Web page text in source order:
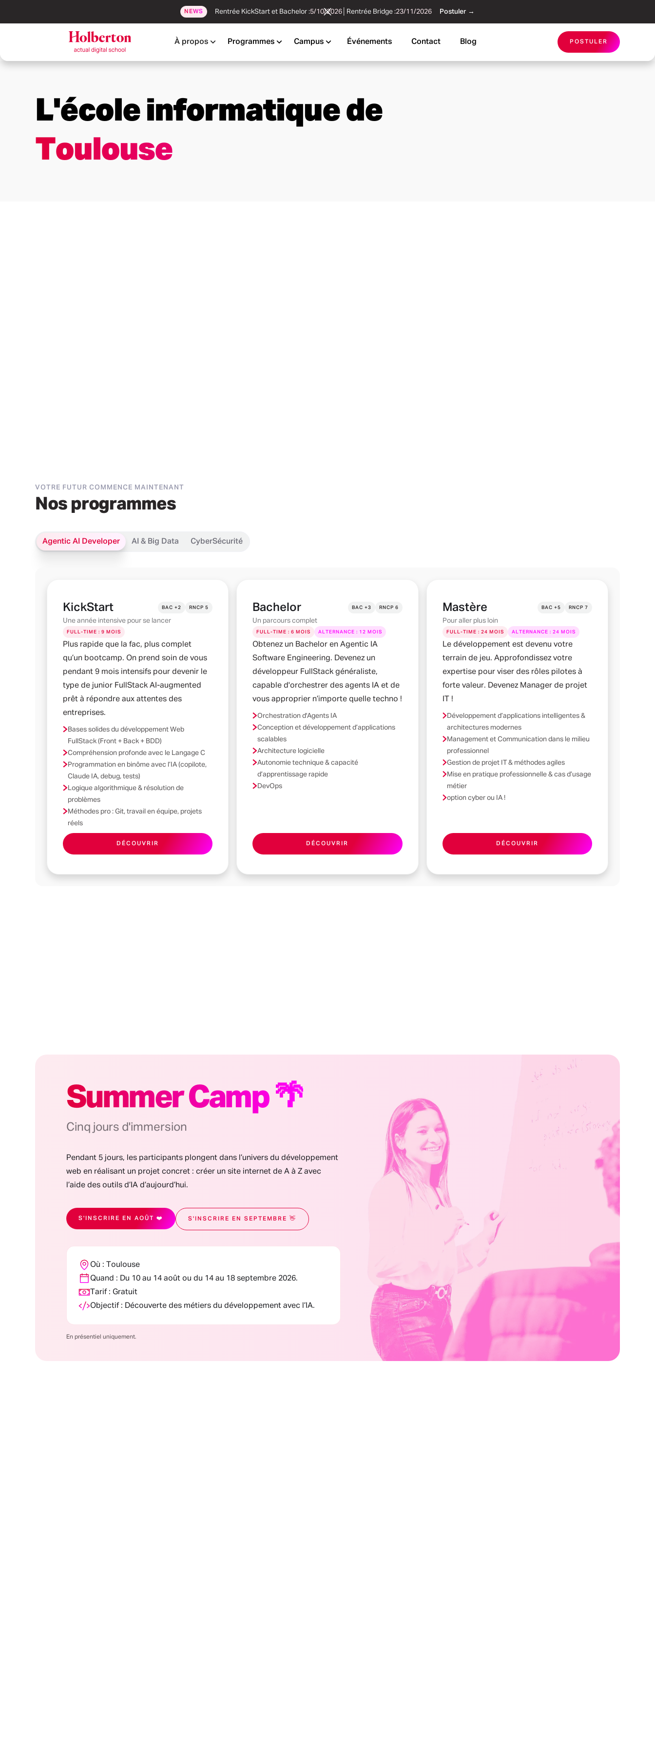
NEWS Rentrée KickStart et Bachelor :5/10/2026 Rentrée Bridge :23/11/2026 Postuler →
À propos Programmes Campus Événements Contact Blog POSTULER
L'école informatique de
Toulouse
VOTRE FUTUR COMMENCE MAINTENANT
Nos programmes
Agentic AI Developer AI & Big Data CyberSécurité
KickStart BAC +2 RNCP 5
Une année intensive pour se lancer
FULL-TIME : 9 MOIS
Plus rapide que la fac, plus complet
qu’un bootcamp. On prend soin de vous
pendant 9 mois intensifs pour devenir le
type de junior FullStack AI-augmented
prêt à répondre aux attentes des
entreprises.
Bases solides du développement Web
FullStack (Front + Back + BDD)
Compréhension profonde avec le Langage C
Programmation en binôme avec l’IA (copilote,
Claude IA, debug, tests)
Logique algorithmique & résolution de
problèmes
Méthodes pro : Git, travail en équipe, projets
réels
DÉCOUVRIR
Bachelor BAC +3 RNCP 6
Un parcours complet
FULL-TIME : 6 MOIS ALTERNANCE : 12 MOIS
Obtenez un Bachelor en Agentic IA
Software Engineering. Devenez un
développeur FullStack généraliste,
capable d'orchestrer des agents IA et de
vous approprier n’importe quelle techno !
Orchestration d'Agents IA
Conception et développement d’applications
scalables
Architecture logicielle
Autonomie technique & capacité
d’apprentissage rapide
DevOps
DÉCOUVRIR
Mastère BAC +5 RNCP 7
Pour aller plus loin
FULL-TIME : 24 MOIS ALTERNANCE : 24 MOIS
Le développement est devenu votre
terrain de jeu. Approfondissez votre
expertise pour viser des rôles pilotes à
forte valeur. Devenez Manager de projet
IT !
Développement d’applications intelligentes &
architectures modernes
Management et Communication dans le milieu
professionnel
Gestion de projet IT & méthodes agiles
Mise en pratique professionnelle & cas d’usage
métier
option cyber ou IA !
DÉCOUVRIR
Summer Camp 🌴
Cinq jours d'immersion
Pendant 5 jours, les participants plongent dans l’univers du développement
web en réalisant un projet concret : créer un site internet de A à Z avec
l’aide des outils d’IA d’aujourd’hui.
S'INSCRIRE EN AOÛT ❤️ S'INSCRIRE EN SEPTEMBRE 👋
Où : Toulouse
Quand : Du 10 au 14 août ou du 14 au 18 septembre 2026.
Tarif : Gratuit
Objectif : Découverte des métiers du développement avec l’IA.
En présentiel uniquement.